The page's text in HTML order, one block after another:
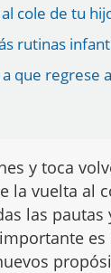
cole de tu
rutinas
que
y toca
la vuelta al
las